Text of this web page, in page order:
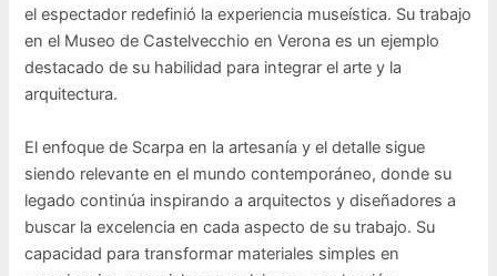
el espectador redefinió la experiencia museística. Su trabajo
en el Museo de Castelvecchio en Verona es un ejemplo
destacado de su habilidad para integrar el arte y la
arquitectura.
El enfoque de Scarpa en la artesanía y el detalle sigue
siendo relevante en el mundo contemporáneo, donde su
legado continúa inspirando a arquitectos y diseñadores a
buscar la excelencia en cada aspecto de su trabajo. Su
capacidad para transformar materiales simples en